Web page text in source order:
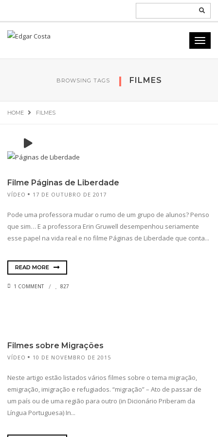
BROWSING TAGS FILMES
HOME FILMES
Filme Páginas de Liberdade
VÍDEO 17 DE OUTUBRO DE 2017
Pode uma professora mudar o rumo de um grupo de alunos? Penso
que sim… E a professora Erin Gruwell desempenhou seriamente
esse papel na vida real e no filme Páginas de Liberdade que conta...
READ MORE
1 COMMENT 827
Filmes sobre Migrações
VÍDEO 10 DE NOVEMBRO DE 2015
Neste artigo estão listados vários filmes sobre o tema migração,
emigração, imigração e refugiados. “migração” – Ato de passar de
um país ou de uma região para outro (in Dicionário Priberam da
Língua Portuguesa) In...